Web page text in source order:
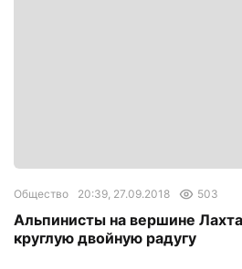
Общество 20:39, 27.09.2018 503
Альпинисты на вершине
круглую двойную радугу